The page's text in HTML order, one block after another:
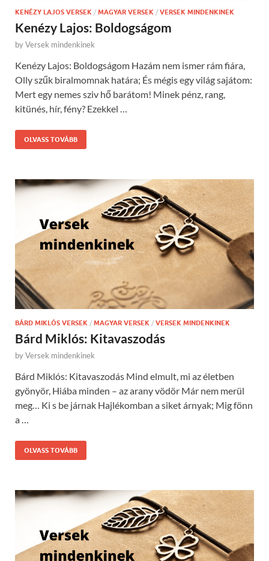
KENÉZY LAJOS VERSEK / MAGYAR VERSEK / VERSEK MINDENKINEK
Kenézy Lajos: Boldogságom
byVersek mindenkinek
Kenézy Lajos: Boldogságom Hazám nem ismer rám fiára,
Olly szűk biralmomnak határa; És mégis egy világ sajátom:
Mert egy nemes sziv hő barátom! Minek pénz, rang,
kitünés, hír, fény? Ezekkel …
OLVASS TOVÁBB
BÁRD MIKLÓS VERSEK / MAGYAR VERSEK / VERSEK MINDENKINEK
Bárd Miklós: Kitavaszodás
byVersek mindenkinek
Bárd Miklós: Kitavaszodás Mind elmult, mi az életben
gyönyör, Hiába minden – az arany vödör Már nem merül
meg… Ki s be járnak Hajlékomban a siket árnyak; Mig fönn
a …
OLVASS TOVÁBB